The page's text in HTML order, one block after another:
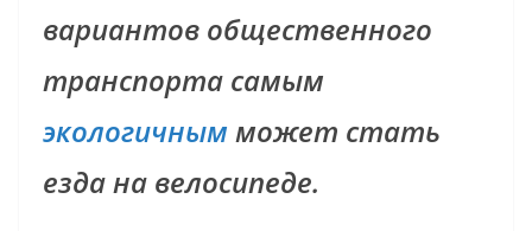
вариантов общественного
транспорта самым
экологичным может стать
езда на велосипеде.